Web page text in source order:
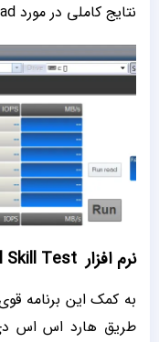
نتایج کاملی در مورد Read و Write به شما ارائه گردد.
نرم‌ افزار Roadkill Skill Test
به کمک این برنامه
طریق هارد اس اس دی